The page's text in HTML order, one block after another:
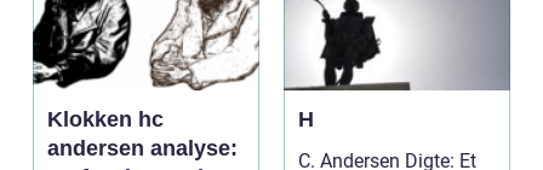
Klokken hc
andersen analyse:
H
C. Andersen Digte: Et